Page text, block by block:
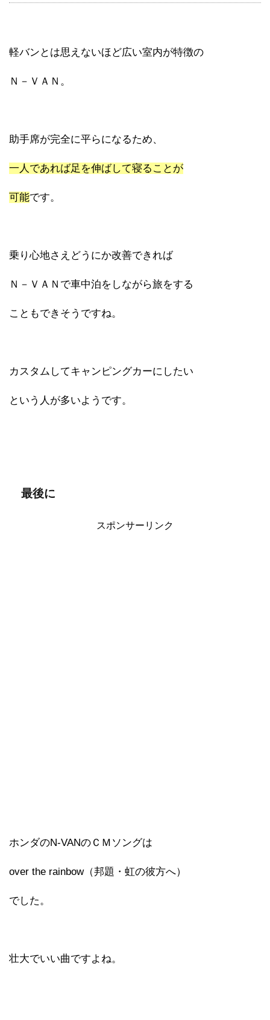
軽バンとは思えないほど広い室内が特徴の
Ｎ－ＶＡＮ。
助手席が完全に平らになるため、
一人であれば足を伸ばして寝ることが
可能です。
乗り心地さえどうにか改善できれば
Ｎ－ＶＡＮで車中泊をしながら旅をする
こともできそうですね。
カスタムしてキャンピングカーにしたい
という人が多いようです。
最後に
スポンサーリンク
ホンダのN-VANのＣＭソングは
over the rainbow（邦題・虹の彼方へ）
でした。
壮大でいい曲ですよね。